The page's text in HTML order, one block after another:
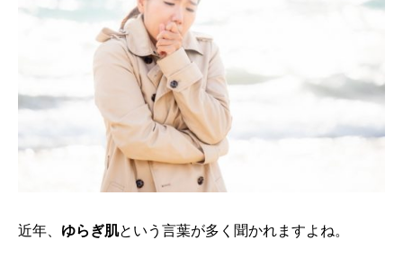
近年、 ゆらぎ肌という言葉が多く聞かれますよね。